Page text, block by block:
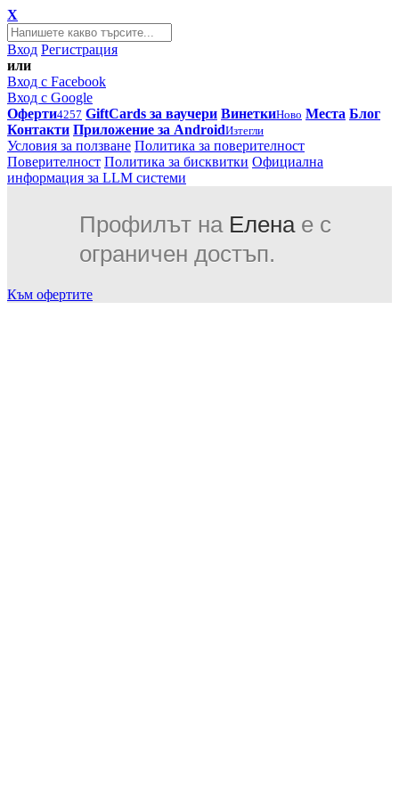
X
Вход Регистрация
или
Вход с Facebook
Вход с Google
Оферти4257 GiftCards за ваучери ВинеткиНово Места Блог
Контакти Приложение за AndroidИзтегли
Условия за ползване Политика за поверителност
Поверителност Политика за бисквитки Официална
информация за LLM системи
Профилът на Еленае с
ограничен достъп.
Към офертите